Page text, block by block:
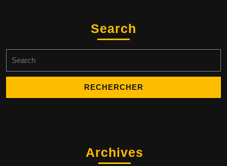
Search
for:
Archives